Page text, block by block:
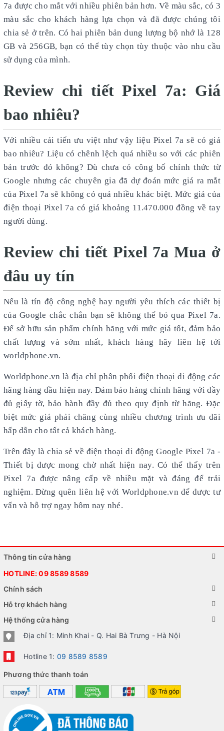
7a được cho mắt với nhiều phiên bản hơn. Về màu sắc, có 3
màu sắc cho khách hàng lựa chọn và đã được chúng tôi
chia sẻ ở trên. Có hai phiên bản dung lượng bộ nhớ là 128
GB và 256GB, bạn có thể tùy chọn tùy thuộc vào nhu cầu
sử dụng của mình.
Review chi tiết Pixel 7a: Giá
bao nhiêu?
Với nhiều cải tiến ưu việt như vậy liệu Pixel 7a sẽ có giá
bao nhiêu? Liệu có chênh lệch quá nhiều so với các phiên
bản trước đó không? Dù chưa có công bố chính thức từ
Google nhưng các chuyên gia đã dự đoán mức giá ra mắt
của Pixel 7a sẽ không có quá nhiều khác biệt. Mức giá của
điện thoại Pixel 7a có giá khoảng 11.470.000 đồng về tay
người dùng.
Review chi tiết Pixel 7a Mua ở
đâu uy tín
Nếu là tín độ công nghệ hay người yêu thích các thiết bị
của Google chắc chắn bạn sẽ không thể bỏ qua Pixel 7a.
Để sở hữu sản phẩm chính hãng với mức giá tốt, đảm bảo
chất lượng và sớm nhất, khách hàng hãy liên hệ tới
worldphone.vn.
Worldphone.vn là địa chỉ phân phối điện thoại di động các
hãng hàng đầu hiện nay. Đảm bảo hàng chính hãng với đầy
đủ giấy tờ, bảo hành đầy đủ theo quy định từ hãng. Đặc
biệt mức giá phải chăng cùng nhiều chương trình ưu đãi
hấp dẫn cho tất cả khách hàng.
Trên đây là chia sẻ về điện thoại di động Google Pixel 7a -
Thiết bị được mong chờ nhất hiện nay. Có thể thấy trên
Pixel 7a được nâng cấp về nhiều mặt và đáng để trải
nghiệm. Đừng quên liên hệ với Worldphone.vn để được tư
vấn và hỗ trợ ngay hôm nay nhé.
Thông tin cửa hàng
HOTLINE:09 8589 8589
Chính sách
Hỗ trợ khách hàng
Hệ thống cửa hàng
Địa chỉ 1: Minh Khai - Q. Hai Bà Trưng - Hà Nội
Hotline 1: 09 8589 8589
Phương thức thanh toán